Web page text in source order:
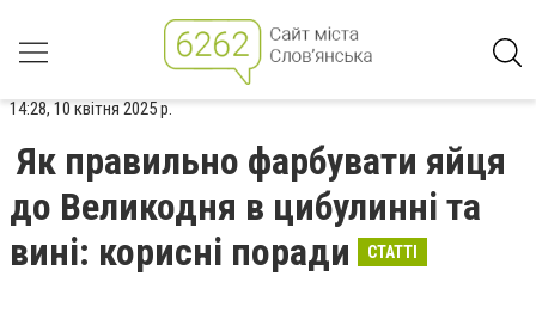
14:28, 10 квітня 2025 р.
Як правильно фарбувати яйця
до Великодня в цибулинні та
вині: корисні поради
СТАТТІ